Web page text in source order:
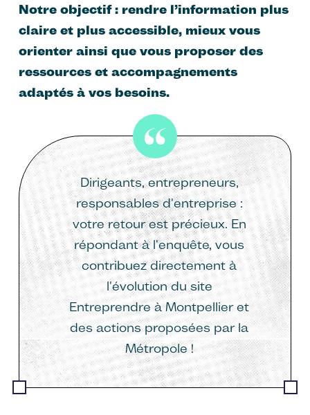
Notre objectif : rendre l’information plus
claire et plus accessible, mieux vous
orienter ainsi que vous proposer des
ressources et accompagnements
adaptés à vos besoins.
Dirigeants, entrepreneurs,
responsables d'entreprise :
votre retour est précieux. En
répondant à l'enquête, vous
contribuez directement à
l'évolution du site
Entreprendre à Montpellier et
des actions proposées par la
Métropole !